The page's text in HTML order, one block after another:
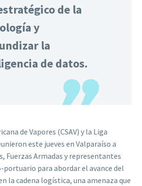
de la
y
la
de datos.
de Vapores (CSAV) y la Liga
este jueves en Valparaíso a
Fuerzas Armadas y representantes
para abordar el avance del
la cadena logística, una amenaza que